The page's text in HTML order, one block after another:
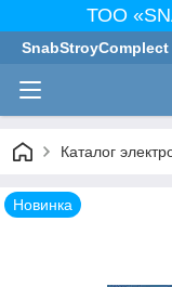
ТОО
SnabStroyComplect
Каталог
Новинка